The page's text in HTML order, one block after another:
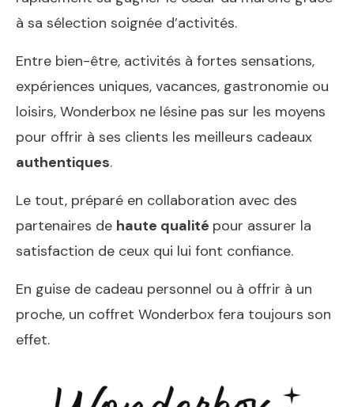
à sa sélection soignée d’activités.
Entre bien-être, activités à fortes sensations,
expériences uniques, vacances, gastronomie ou
loisirs, Wonderbox ne lésine pas sur les moyens
pour offrir à ses clients les meilleurs cadeaux
authentiques.
Le tout, préparé en collaboration avec des
partenaires de haute qualité pour assurer la
satisfaction de ceux qui lui font confiance.
En guise de cadeau personnel ou à offrir à un
proche, un coffret Wonderbox fera toujours son
effet.